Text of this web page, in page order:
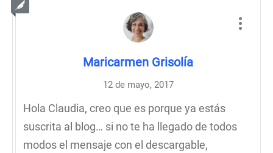
Maricarmen Grisolía
12 de mayo, 2017
Hola Claudia, creo que es porque ya estás
suscrita al blog… si no te ha llegado de todos
modos el mensaje con el descargable,